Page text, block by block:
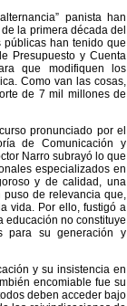
panista han
la primera década del
han tenido que
Presupuesto y Cuenta
que modifiquen los
Como van las cosas,
de 7 mil millones de
pronunciado por el
de Comunicación y
Narro subrayó lo que
especializados en
y de calidad, una
puso de relevancia que,
vida. Por ello, fustigó a
educación no constituye
para su generación y
y su insistencia en
encomiable fue su
deben acceder bajo